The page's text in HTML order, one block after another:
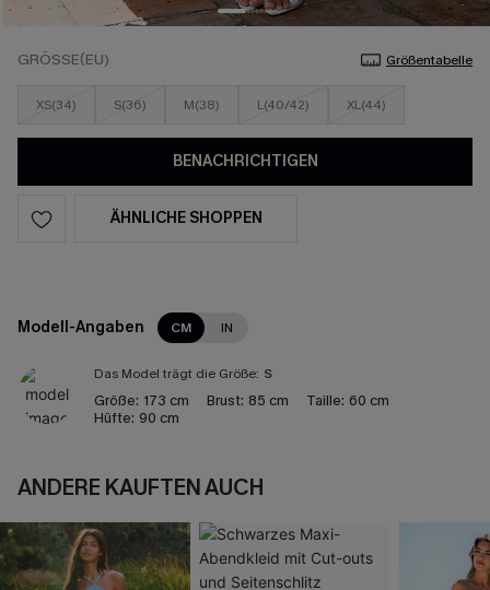
GRÖSSE(EU) Größentabelle
XS(34) S(36) M(38) L(40/42) XL(44)
BENACHRICHTIGEN
ÄHNLICHE SHOPPEN
Modell-Angaben CM IN
Das Model trägt die Größe: S
Größe: 173 cm Brust: 85 cm Taille: 60 cm
Hüfte: 90 cm
ANDERE KAUFTEN AUCH